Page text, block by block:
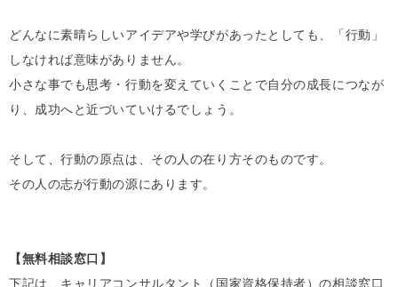
どんなに素晴らしいアイデアや学びがあったとしても、「行動」
しなければ意味がありません。
小さな事でも思考・行動を変えていくことで自分の成長につなが
り、成功へと近づいていけるでしょう。
そして、行動の原点は、その人の在り方そのものです。
その人の志が行動の源にあります。
【無料相談窓口】
下記は、キャリアコンサルタント（国家資格保持者）の相談窓口